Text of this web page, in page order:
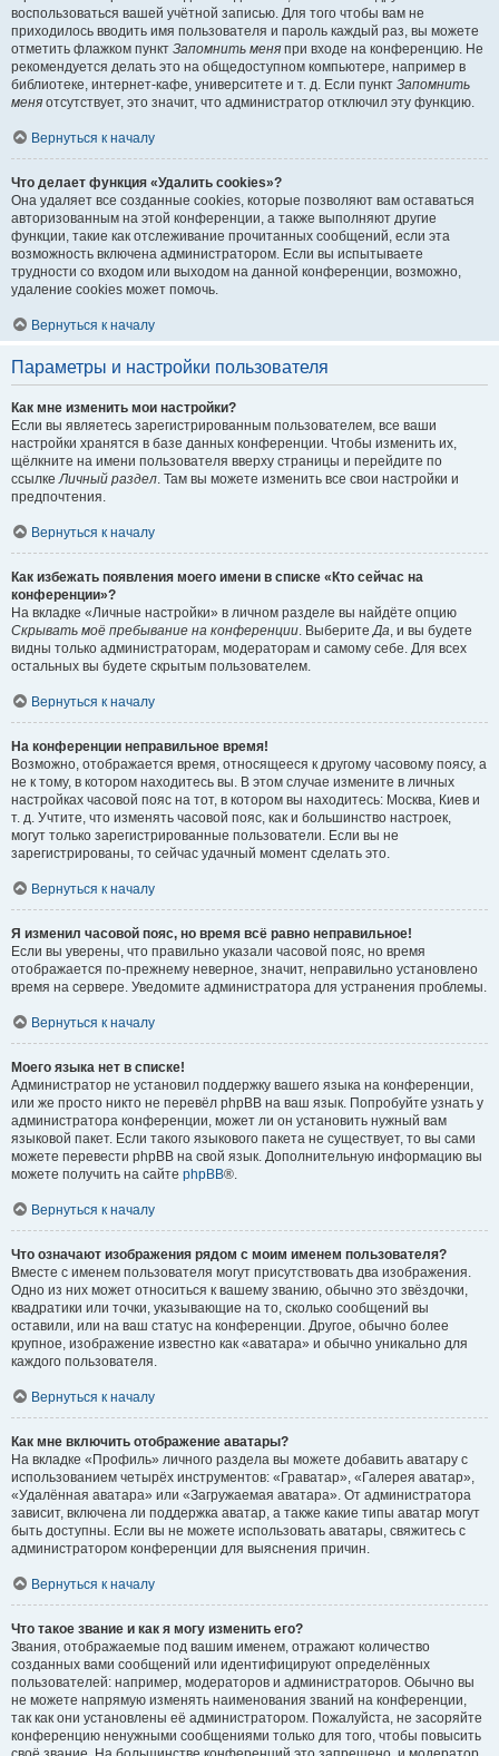
воспользоваться вашей учётной записью. Для того чтобы вам не
приходилось вводить имя пользователя и пароль каждый раз, вы можете
отметить флажком пункт Запомнить меня при входе на конференцию. Не
рекомендуется делать это на общедоступном компьютере, например в
библиотеке, интернет-кафе, университете и т. д. Если пункт Запомнить
меня отсутствует, это значит, что администратор отключил эту функцию.
Вернуться к началу
Что делает функция «Удалить cookies»?
Она удаляет все созданные cookies, которые позволяют вам оставаться
авторизованным на этой конференции, а также выполняют другие
функции, такие как отслеживание прочитанных сообщений, если эта
возможность включена администратором. Если вы испытываете
трудности со входом или выходом на данной конференции, возможно,
удаление cookies может помочь.
Вернуться к началу
Параметры и настройки пользователя
Как мне изменить мои настройки?
Если вы являетесь зарегистрированным пользователем, все ваши
настройки хранятся в базе данных конференции. Чтобы изменить их,
щёлкните на имени пользователя вверху страницы и перейдите по
ссылкеЛичный раздел. Там вы можете изменить все свои настройки и
предпочтения.
Вернуться к началу
Как избежать появления моего имени в списке «Кто сейчас на
конференции»?
На вкладке «Личные настройки» в личном разделе вы найдёте опцию
Скрывать моё пребывание на конференции. ВыберитеДа, и вы будете
видны только администраторам, модераторам и самому себе. Для всех
остальных вы будете скрытым пользователем.
Вернуться к началу
На конференции неправильное время!
Возможно, отображается время, относящееся к другому часовому поясу, а
не к тому, в котором находитесь вы. В этом случае измените в личных
настройках часовой пояс на тот, в котором вы находитесь: Москва, Киев и
т. д. Учтите, что изменять часовой пояс, как и большинство настроек,
могут только зарегистрированные пользователи. Если вы не
зарегистрированы, то сейчас удачный момент сделать это.
Вернуться к началу
Я изменил часовой пояс, но время всё равно неправильное!
Если вы уверены, что правильно указали часовой пояс, но время
отображается по-прежнему неверное, значит, неправильно установлено
время на сервере. Уведомите администратора для устранения проблемы.
Вернуться к началу
Моего языка нет в списке!
Администратор не установил поддержку вашего языка на конференции,
или же просто никто не перевёл phpBB на ваш язык. Попробуйте узнать у
администратора конференции, может ли он установить нужный вам
языковой пакет. Если такого языкового пакета не существует, то вы сами
можете перевести phpBB на свой язык. Дополнительную информацию вы
можете получить на сайте phpBB®.
Вернуться к началу
Что означают изображения рядом с моим именем пользователя?
Вместе с именем пользователя могут присутствовать два изображения.
Одно из них может относиться к вашему званию, обычно это звёздочки,
квадратики или точки, указывающие на то, сколько сообщений вы
оставили, или на ваш статус на конференции. Другое, обычно более
крупное, изображение известно как «аватара» и обычно уникально для
каждого пользователя.
Вернуться к началу
Как мне включить отображение аватары?
На вкладке «Профиль» личного раздела вы можете добавить аватару с
использованием четырёх инструментов: «Граватар», «Галерея аватар»,
«Удалённая аватара» или «Загружаемая аватара». От администратора
зависит, включена ли поддержка аватар, а также какие типы аватар могут
быть доступны. Если вы не можете использовать аватары, свяжитесь с
администратором конференции для выяснения причин.
Вернуться к началу
Что такое звание и как я могу изменить его?
Звания, отображаемые под вашим именем, отражают количество
созданных вами сообщений или идентифицируют определённых
пользователей: например, модераторов и администраторов. Обычно вы
не можете напрямую изменять наименования званий на конференции,
так как они установлены её администратором. Пожалуйста, не засоряйте
конференцию ненужными сообщениями только для того, чтобы повысить